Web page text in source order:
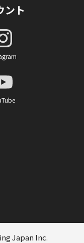
ント
Japan Inc.